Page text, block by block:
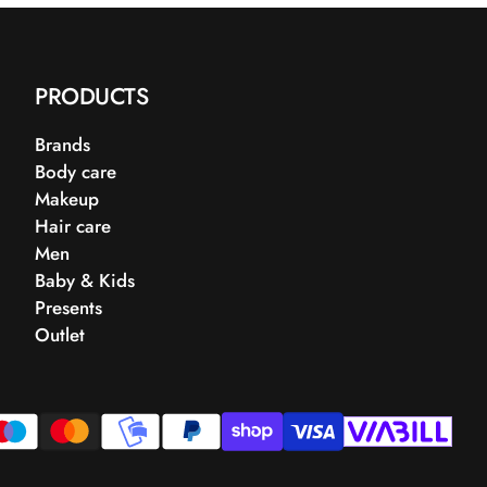
PRODUCTS
Brands
Body care
Makeup
Hair care
Men
Baby & Kids
Presents
Outlet